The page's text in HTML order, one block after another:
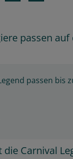
passen
passen bis
Carnival